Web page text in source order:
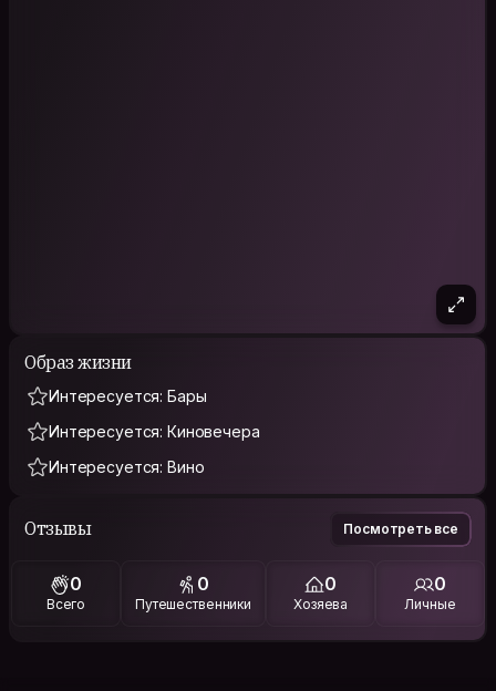
Образ жизни
Интересуется: Бары
Интересуется: Киновечера
Интересуется: Вино
Отзывы Посмотреть все
0
Всего
0
Путешественники
0
Хозяева
0
Личные